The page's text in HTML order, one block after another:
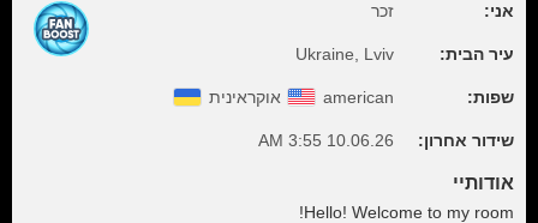
אני: זכר
עיר הבית: Ukraine, Lviv
שפות: american אוקראינית
שידור אחרון: 10.06.26 3:55 AM
אודותיי
Hello! Welcome to my room!